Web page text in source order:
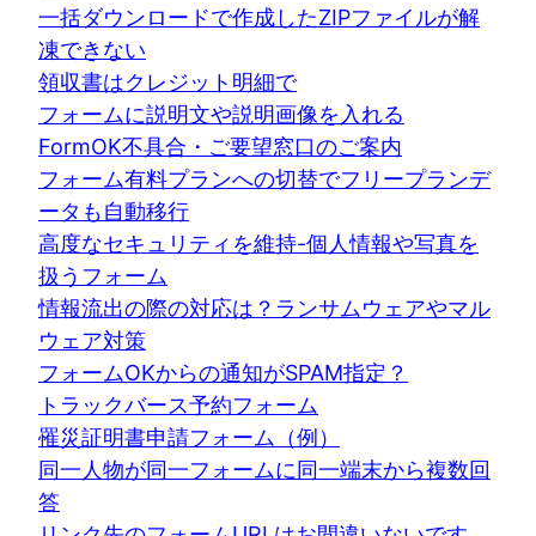
一括ダウンロードで作成したZIPファイルが解
凍できない
領収書はクレジット明細で
フォームに説明文や説明画像を入れる
FormOK不具合・ご要望窓口のご案内
フォーム有料プランへの切替でフリープランデ
ータも自動移行
高度なセキュリティを維持-個人情報や写真を
扱うフォーム
情報流出の際の対応は？ランサムウェアやマル
ウェア対策
フォームOKからの通知がSPAM指定？
トラックバース予約フォーム
罹災証明書申請フォーム（例）
同一人物が同一フォームに同一端末から複数回
答